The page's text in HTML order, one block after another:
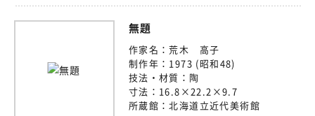
無題
作家名：荒木 高子
制作年： 1973 (昭和48)
技法・材質： 陶
寸法： 16.8×22.2×9.7
所蔵館： 北海道立近代美術館